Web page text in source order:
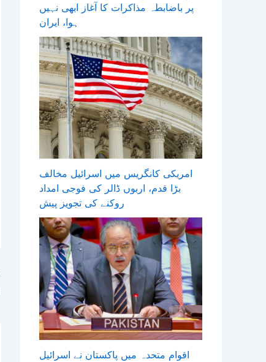
پر باضابطہ مذاکرات کا آغاز ابھی نہیں
ہوا، ایران
امریکی کانگریس میں اسرائیل مخالف
بڑا قدم، اربوں ڈالر کی فوجی امداد
روکنے کی تجویز پیش
اقوام متحدہ میں پاکستان نے اسرائیل